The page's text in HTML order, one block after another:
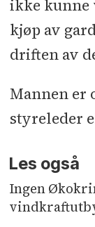
ikke kunne
kjøp av
driften av
Mannen er
styreleder
Les også
Ingen